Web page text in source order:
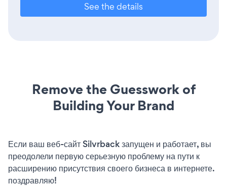
See the details
Remove the Guesswork of
Building Your Brand
Если ваш веб-сайт Silvrback запущен и работает, вы
преодолели первую серьезную проблему на пути к
расширению присутствия своего бизнеса в интернете.
поздравляю!